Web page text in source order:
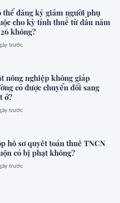
thể đăng ký giảm người phụ
cho kỳ tính thuế từ đầu năm
không?
trước
nông nghiệp không giáp
có được chuyển đổi sang
ở?
trước
hồ sơ quyết toán thuế TNCN
có bị phạt không?
trước